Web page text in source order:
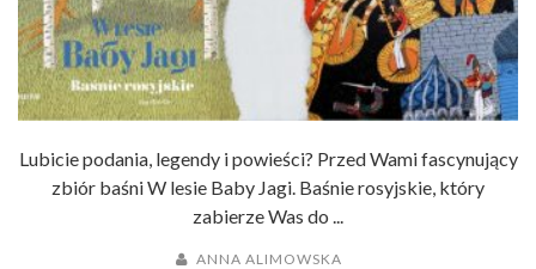
Lubicie podania, legendy i powieści? Przed Wami fascynujący
zbiór baśni W lesie Baby Jagi. Baśnie rosyjskie, który
zabierze Was do ...
ANNA ALIMOWSKA